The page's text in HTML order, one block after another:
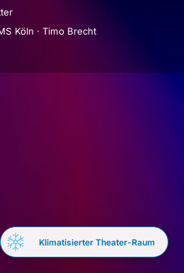
Köln · Timo Brecht
Klimatisierter Theater-Raum